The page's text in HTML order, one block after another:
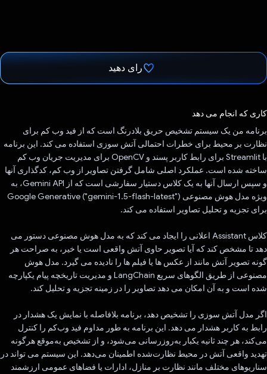
رای دهید
کاری که انجام می دهد
برنامه من یک سیستم تشخیص حریق بلادرنگ است که از فید وب کم برای
نظارت بر محیط برای خطرات احتمالی آتش سوزی استفاده می کند. این برنامه
با Streamlit برای رابط کاربر پسند و OpenCV برای مدیریت جریان وب کم
ساخته شده است. عملکرد اصلی شامل گرفتن تصاویر از وب کم، کدگذاری آنها
و سپس ارسال آنها به یک کلاس دستیار سفارشی است که از Gemini API، به
ویژه مدل هوش مصنوعی Google Generative ("gemini-1.5-flash-latest")
برای تجزیه و تحلیل تصاویر استفاده می کند.
کلاس Assistant اعلانی را ایجاد می کند که به مدل هوش مصنوعی دستور می
دهد تا مشخص کند که آیا تصویر حاوی آتش واقعی است یا خیر، به صراحت هر
گونه تصویر آتش مانند از عکس ها یا فیلم ها را نادیده می گیرد. مدل هوش
مصنوعی از طریق الگوهای سریع LangChain و مدیریت تاریخچه پیام یکپارچه
شده است و به آن امکان می دهد تصاویر را در زمینه تجزیه و تحلیل کند.
اگر مدل آتش سوزی را تشخیص دهد، برنامه بلافاصله با نمایش یک هشدار در
رابط به کاربر هشدار می دهد. این برنامه به طور مداوم فید وب‌کم را کنترل
می‌کند، هر چند ثانیه یکبار به‌روزرسانی می‌شود، و از تشخیص به‌موقع هرگونه
تهدید واقعی آتش در محیط نظارت‌شده اطمینان می‌دهد. این سیستم می تواند در
سناریوهای مختلف مانند نظارت بر منازل، ادارات یا فضاهای عمومی ارزشمند